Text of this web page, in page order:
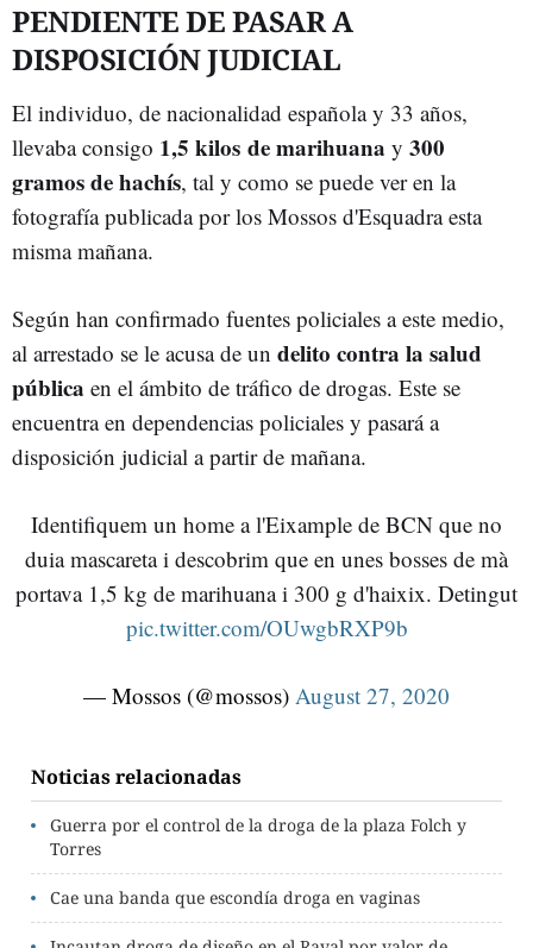
PENDIENTE DE PASAR A
DISPOSICIÓN JUDICIAL
El individuo, de nacionalidad española y 33 años,
llevaba consigo 1,5 kilos de marihuana y 300
gramos de hachís, tal y como se puede ver en la
fotografía publicada por los Mossos d'Esquadra esta
misma mañana.
Según han confirmado fuentes policiales a este medio,
al arrestado se le acusa de un delito contra la salud
pública en el ámbito de tráfico de drogas. Este se
encuentra en dependencias policiales y pasará a
disposición judicial a partir de mañana.
Identifiquem un home a l'Eixample de BCN que no
duia mascareta i descobrim que en unes bosses de mà
portava 1,5 kg de marihuana i 300 g d'haixix. Detingut
pic.twitter.com/OUwgbRXP9b
— Mossos (@mossos) August 27, 2020
Noticias relacionadas
Guerra por el control de la droga de la plaza Folch y
Torres
Cae una banda que escondía droga en vaginas